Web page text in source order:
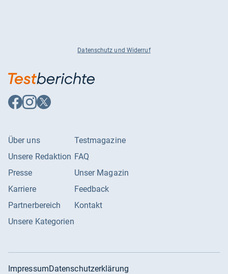
Datenschutz und Widerruf
Auf
Facebook
Auf
Instagram
Auf
X
Über uns
Unsere Redaktion
Presse
Karriere
Partnerbereich
Unsere Kategorien
Testmagazine
FAQ
Unser Magazin
Feedback
Kontakt
ImpressumDatenschutzerklärung